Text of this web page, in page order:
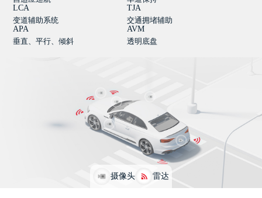
LCA
变道辅助系统
TJA
交通拥堵辅助
APA
垂直、平行、倾斜
AVM
透明底盘
摄像头 雷达